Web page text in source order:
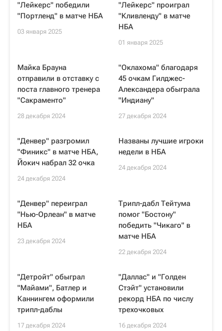
"Лейкерс" победили
"Портленд" в матче НБА
03 января 2025
"Лейкерс" проиграл
"Кливленду" в матче
НБА
01 января 2025
Майка Брауна
отправили в отставку с
поста главного тренера
"Сакраменто"
28 декабря 2024
"Оклахома" благодаря
45 очкам Гилджес-
Александера обыграла
"Индиану"
27 декабря 2024
"Денвер" разгромил
"Финикс" в матче НБА,
Йокич набрал 32 очка
24 декабря 2024
Названы лучшие игроки
недели в НБА
24 декабря 2024
"Денвер" переиграл
"Нью-Орлеан" в матче
НБА
23 декабря 2024
Трипл-дабл Тейтума
помог "Бостону"
победить "Чикаго" в
матче НБА
22 декабря 2024
"Детройт" обыграл
"Майами", Батлер и
Каннингем оформили
трипл-даблы
17 декабря 2024
"Даллас" и "Голден
Стэйт" установили
рекорд НБА по числу
трехочковых
16 декабря 2024